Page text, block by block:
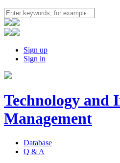
Sign up
Sign in
Technology and
Management
Database
Q & A